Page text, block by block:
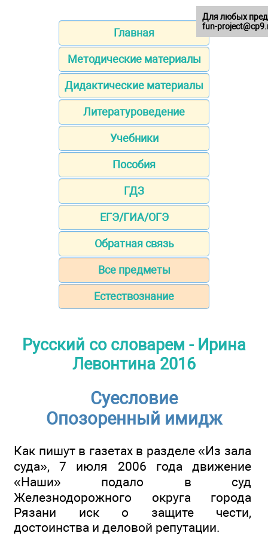
Главная
Методические материалы
Дидактические материалы
Литературоведение
Учебники
Пособия
ГДЗ
ЕГЭ/ГИА/ОГЭ
Обратная связь
Все предметы
Естествознание
Русский со словарем - Ирина
Левонтина 2016
Суесловие
Опозоренный имидж
Как пишут в газетах в разделе «Из зала
суда», 7 июля 2006 года движение
«Наши» подало в суд
Железнодорожного округа города
Рязани иск о защите чести,
достоинства и деловой репутации.
Для любых
fun-